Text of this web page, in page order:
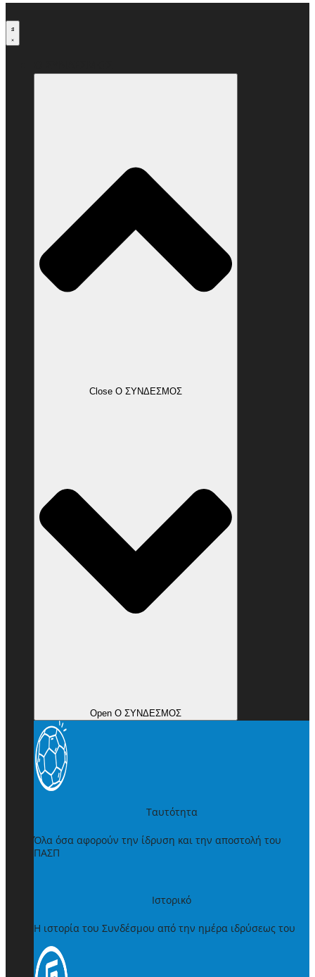
στο
περιεχόμενο
Close Ο ΣΥΝΔΕΣΜΟΣ
Open Ο ΣΥΝΔΕΣΜΟΣ
Ταυτότητα
Όλα όσα αφορούν την ίδρυση και την αποστολή του
ΠΑΣΠ
Ιστορικό
Η ιστορία του Συνδέσμου από την ημέρα ιδρύσεως του